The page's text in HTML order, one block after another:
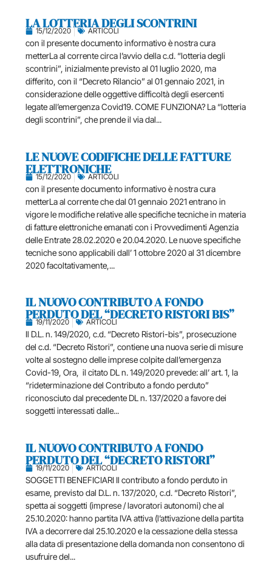
LA LOTTERIA DEGLI SCONTRINI
15/12/2020 ARTICOLI
con il presente documento informativo è nostra cura
metterLa al corrente circa l’avvio della c.d. “lotteria degli
scontrini”, inizialmente previsto al 01 luglio 2020, ma
differito, con il “Decreto Rilancio” al 01 gennaio 2021, in
considerazione delle oggettive difficoltà degli esercenti
legate all’emergenza Covid19. COME FUNZIONA? La “lotteria
degli scontrini”, che prende il via dal...
LE NUOVE CODIFICHE DELLE FATTURE
ELETTRONICHE
15/12/2020 ARTICOLI
con il presente documento informativo è nostra cura
metterLa al corrente che dal 01 gennaio 2021 entrano in
vigore le modifiche relative alle specifiche tecniche in materia
di fatture elettroniche emanati con i Provvedimenti Agenzia
delle Entrate 28.02.2020 e 20.04.2020. Le nuove specifiche
tecniche sono applicabili dall’ 1 ottobre 2020 al 31 dicembre
2020 facoltativamente,...
IL NUOVO CONTRIBUTO A FONDO
PERDUTO DEL “DECRETO RISTORI BIS”
19/11/2020 ARTICOLI
Il D.L. n. 149/2020, c.d. “Decreto Ristori-bis”, prosecuzione
del c.d. “Decreto Ristori”, contiene una nuova serie di misure
volte al sostegno delle imprese colpite dall’emergenza
Covid-19, Ora, il citato DL n. 149/2020 prevede: all’ art. 1, la
“rideterminazione del Contributo a fondo perduto”
riconosciuto dal precedente DL n. 137/2020 a favore dei
soggetti interessati dalle...
IL NUOVO CONTRIBUTO A FONDO
PERDUTO DEL “DECRETO RISTORI”
19/11/2020 ARTICOLI
SOGGETTI BENEFICIARI Il contributo a fondo perduto in
esame, previsto dal D.L. n. 137/2020, c.d. “Decreto Ristori”,
spetta ai soggetti (imprese / lavoratori autonomi) che al
25.10.2020: hanno partita IVA attiva (l’attivazione della partita
IVA a decorrere dal 25.10.2020 e la cessazione della stessa
alla data di presentazione della domanda non consentono di
usufruire del...